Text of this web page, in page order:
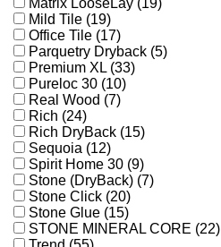
Matrix LooseLay (19)
Mild Tile (19)
Office Tile (17)
Parquetry Dryback (5)
Premium XL (33)
Pureloc 30 (10)
Real Wood (7)
Rich (24)
Rich DryBack (15)
Sequoia (12)
Spirit Home 30 (9)
Stone (DryBack) (7)
Stone Click (20)
Stone Glue (15)
STONE MINERAL CORE (22)